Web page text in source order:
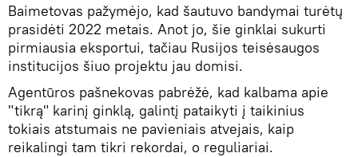
Baimetovas pažymėjo, kad šautuvo bandymai turėtų
prasidėti 2022 metais. Anot jo, šie ginklai sukurti
pirmiausia eksportui, tačiau Rusijos teisėsaugos
institucijos šiuo projektu jau domisi.
Agentūros pašnekovas pabrėžė, kad kalbama apie
"tikrą" karinį ginklą, galintį pataikyti į taikinius
tokiais atstumais ne pavieniais atvejais, kaip
reikalingi tam tikri rekordai, o reguliariai.